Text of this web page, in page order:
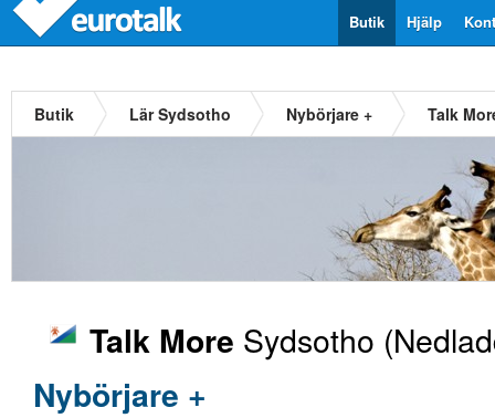
Hjälp
Butik
Butik Lär Sydsotho Nybörjare + Talk
Talk More Sydsotho
Nybörjare +